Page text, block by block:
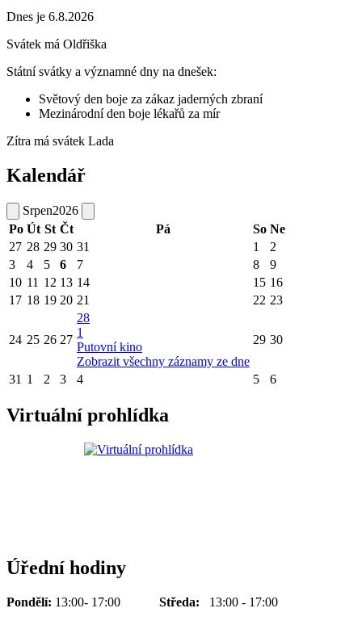
Dnes je 6.8.2026
Svátek má Oldřiška
Státní svátky a významné dny na dnešek:
Světový den boje za zákaz jaderných zbraní
Mezinárodní den boje lékařů za mír
Zítra má svátek Lada
Kalendář
Srpen2026
Po Út St Čt Pá So Ne
27 28 29 30 31 1
2
3
4 5 6 7 8
9
10 11 12 13 14 15 16
17 18 19 20 21 22 23
24 25 26 27
28
1
Putovní kino
Zobrazit všechny záznamy ze dne
29 30
31 1 2 3 4 5 6
Virtuální prohlídka
Úřední hodiny
Pondělí: 13:00- 17:00 Středa: 13:00 - 17:00